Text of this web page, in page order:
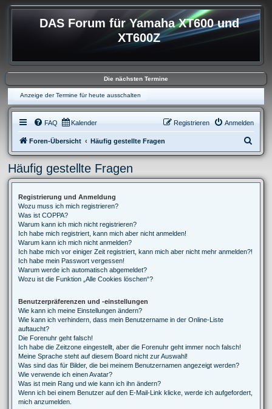
DAS Forum für Yamaha XT600 und
XT600Z
Die nächsten Termine
Anzeige der Termine für heute ausschalten
FAQ Kalender Anmelden
Registrieren
Foren-Übersicht Häufig gestellte Fragen
u
h
Häufig gestellte Fragen
Registrierung und Anmeldung
Wozu muss ich mich registrieren?
Was ist COPPA?
Warum kann ich mich nicht registrieren?
Ich habe mich registriert, kann mich aber nicht anmelden!
Warum kann ich mich nicht anmelden?
Ich habe mich vor einiger Zeit registriert, kann mich aber nicht mehr anmelden?!
Ich habe mein Passwort vergessen!
Warum werde ich automatisch abgemeldet?
Wozu ist die Funktion „Alle Cookies löschen“?
Benutzerpräferenzen und -einstellungen
Wie kann ich meine Einstellungen ändern?
Wie kann ich verhindern, dass mein Benutzername in der Online-Liste
auftaucht?
Die Forenuhr geht falsch!
Ich habe die Zeitzone eingestellt, aber die Forenuhr geht immer noch falsch!
Meine Sprache steht auf diesem Board nicht zur Auswahl!
Was sind das für Bilder, die bei meinem Benutzernamen angezeigt werden?
Wie verwende ich einen Avatar?
Was ist mein Rang und wie kann ich ihn ändern?
Wenn ich bei einem Benutzer auf den E-Mail-Link klicke, werde ich aufgefordert,
mich anzumelden.